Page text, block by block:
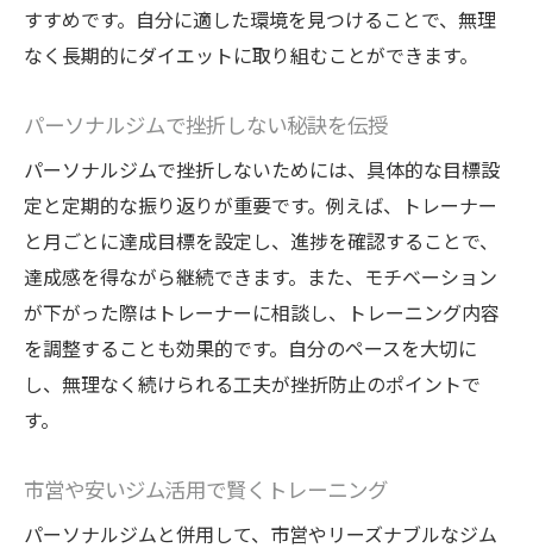
すすめです。自分に適した環境を見つけることで、無理
なく長期的にダイエットに取り組むことができます。
パーソナルジムで挫折しない秘訣を伝授
パーソナルジムで挫折しないためには、具体的な目標設
定と定期的な振り返りが重要です。例えば、トレーナー
と月ごとに達成目標を設定し、進捗を確認することで、
達成感を得ながら継続できます。また、モチベーション
が下がった際はトレーナーに相談し、トレーニング内容
を調整することも効果的です。自分のペースを大切に
し、無理なく続けられる工夫が挫折防止のポイントで
す。
市営や安いジム活用で賢くトレーニング
パーソナルジムと併用して、市営やリーズナブルなジム